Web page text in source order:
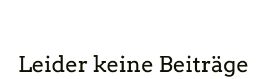
Leider keine Beiträge